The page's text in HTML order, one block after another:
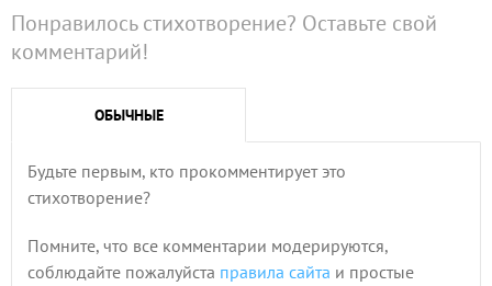
Понравилось стихотворение? Оставьте свой
комментарий!
ОБЫЧНЫЕ
Будьте первым, кто прокомментирует это
стихотворение?
Помните, что все комментарии модерируются,
соблюдайте пожалуйста правила сайта и простые